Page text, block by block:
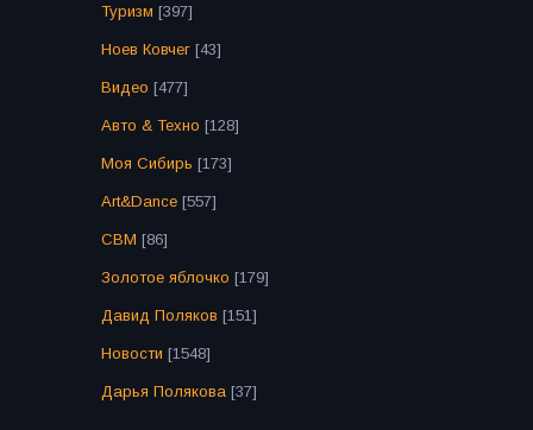
Туризм [397]
Ноев Ковчег [43]
Видео [477]
Авто & Техно [128]
Моя Сибирь [173]
Art&Dance [557]
СВМ [86]
Золотое яблочко [179]
Давид Поляков [151]
Новости [1548]
Дарья Полякова [37]